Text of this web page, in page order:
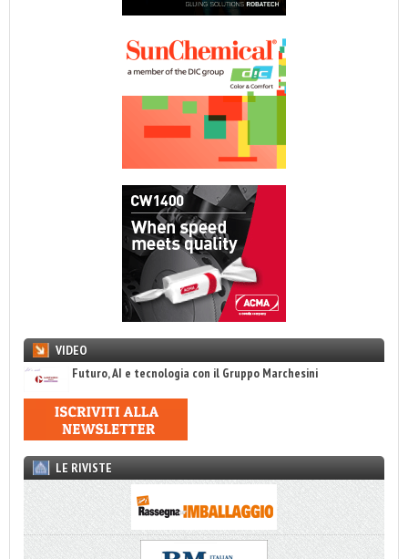
VIDEO
Futuro, AI e tecnologia con il Gruppo Marchesini
LE RIVISTE